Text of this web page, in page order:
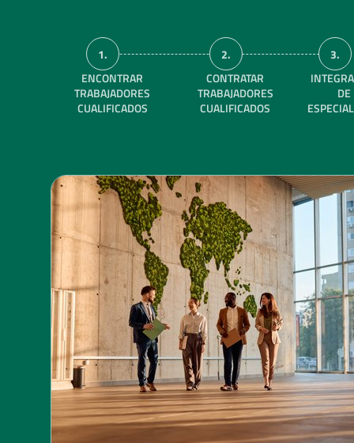
1.
ENCONTRAR
TRABAJADORES
CUALIFICADOS
2.
CONTRATAR
TRABAJADORES
CUALIFICADOS
3.
DE